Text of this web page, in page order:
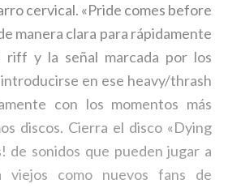
cervical. «Pride comes before
manera clara para rápidamente
riff y la señal marcada por los
en ese heavy/thrash
con los momentos más
discos. Cierra el disco «Dying
de sonidos que pueden jugar a
viejos como nuevos fans de